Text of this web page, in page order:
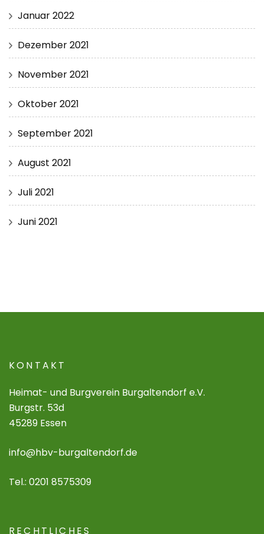
Januar 2022
Dezember 2021
November 2021
Oktober 2021
September 2021
August 2021
Juli 2021
Juni 2021
KONTAKT
Heimat- und Burgverein Burgaltendorf e.V.
Burgstr. 53d
45289 Essen
info@hbv-burgaltendorf.de
Tel.: 0201 8575309
RECHTLICHES